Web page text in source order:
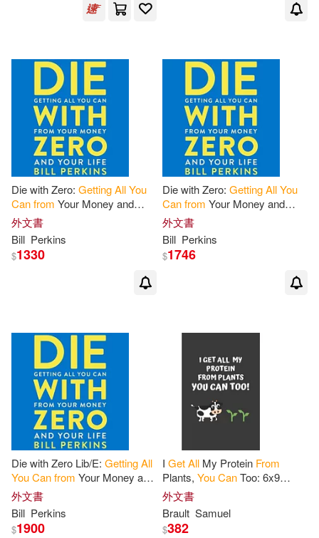
Die with Zero: GettingAllYou
Canfrom Your Money and
Your Life
外文書
Bill Perkins
$1330
Die with Zero: GettingAllYou
Canfrom Your Money and
Your Life
外文書
Bill Perkins
$1746
Die with Zero Lib/E: GettingAll
YouCanfrom Your Money and
Your Life
外文書
Bill Perkins
$1900
I GetAll My Protein From
Plants, YouCanToo: 6x9
Journal for Writing Down Daily
Habits, Diary, Notebook
(Vegan Themed
外文書
Brault Samuel
$382